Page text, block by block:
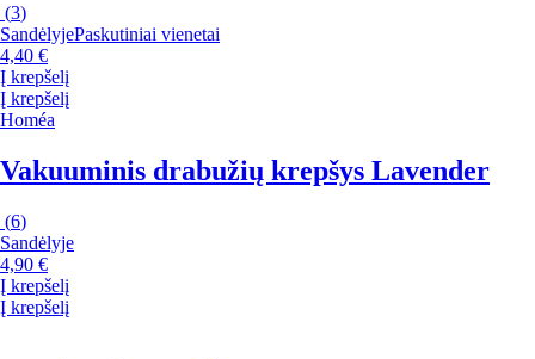
(3)
SandėlyjePaskutiniai vienetai
4,40 €
Į krepšelį
Į krepšelį
Homéa
Vakuuminis drabužių krepšys Lavender
(6)
Sandėlyje
4,90 €
Į krepšelį
Į krepšelį